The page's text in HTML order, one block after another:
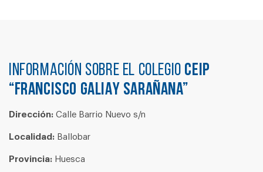
Información sobre el colegio CEIP
“FRANCISCO GALIAY SARAÑANA”
Dirección: Calle Barrio Nuevo s/n
Localidad: Ballobar
Provincia: Huesca